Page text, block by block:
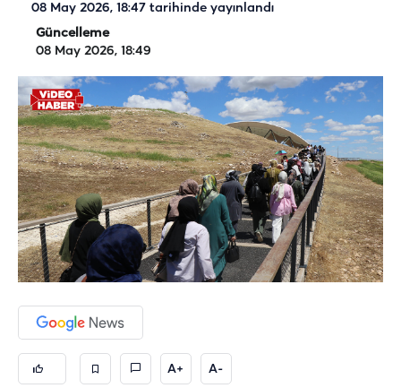
08 May 2026, 18:47 tarihinde yayınlandı
Güncelleme
08 May 2026, 18:49
A+ A-